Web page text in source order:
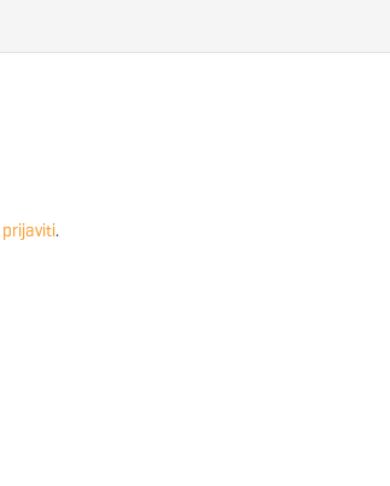
prijaviti.